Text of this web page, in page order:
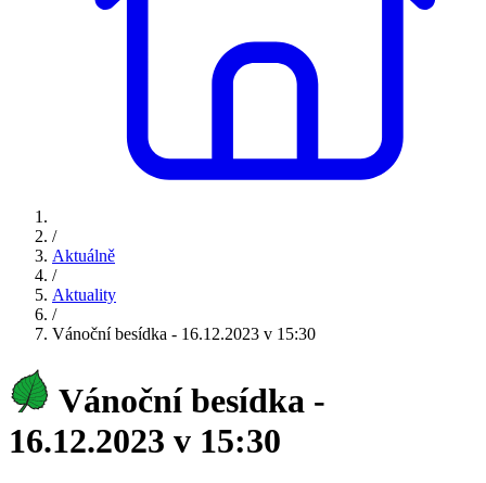
/
Aktuálně
/
Aktuality
/
Vánoční besídka - 16.12.2023 v 15:30
Vánoční besídka -
16.12.2023 v 15:30